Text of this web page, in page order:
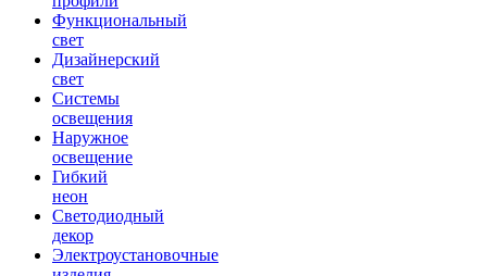
Функциональный
свет
Дизайнерский
свет
Системы
освещения
Наружное
освещение
Гибкий
неон
Светодиодный
декор
Электроустановочные